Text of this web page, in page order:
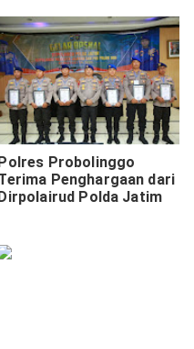
Probolinggo
Penghargaan dari
Polda Jatim